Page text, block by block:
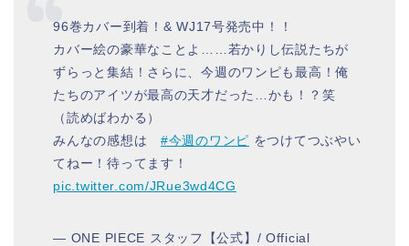
96巻カバー到着！& WJ17号発売中！！
カバー絵の豪華なことよ……若かりし伝説たちが
ずらっと集結！さらに、今週のワンピも最高！俺
たちのアイツが最高の天才だった…かも！？笑
（読めばわかる）
みんなの感想は #今週のワンピ をつけてつぶやい
てねー！待ってます！
pic.twitter.com/JRue3wd4CG
— ONE PIECE スタッフ【公式】/ Official